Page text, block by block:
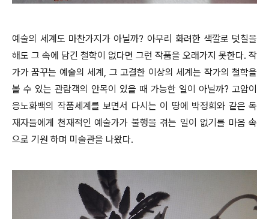
예술의 세계도 마찬가지가 아닐까? 아무리 화려한 색깔로 덧칠을
해도 그 속에 담긴 철학이 없다면 그런 작품을 오래가지 못한다. 작
가가 꿈꾸는 예술의 세계, 그 고결한 이상의 세계는 작가의 철학을
볼 수 있는 관람객의 안목이 있을 때 가능한 일이 아닐까? 고암이
응노화백의 작품세계를 보면서 다시는 이 땅에 박정희와 같은 독
재자들에게 천재적인 예술가가 불행을 겪는 일이 없기를 마음 속
으로 기원 하며 미술관을 나왔다.